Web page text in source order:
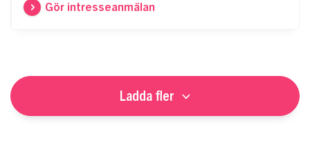
Gör intresseanmälan
Ladda fler